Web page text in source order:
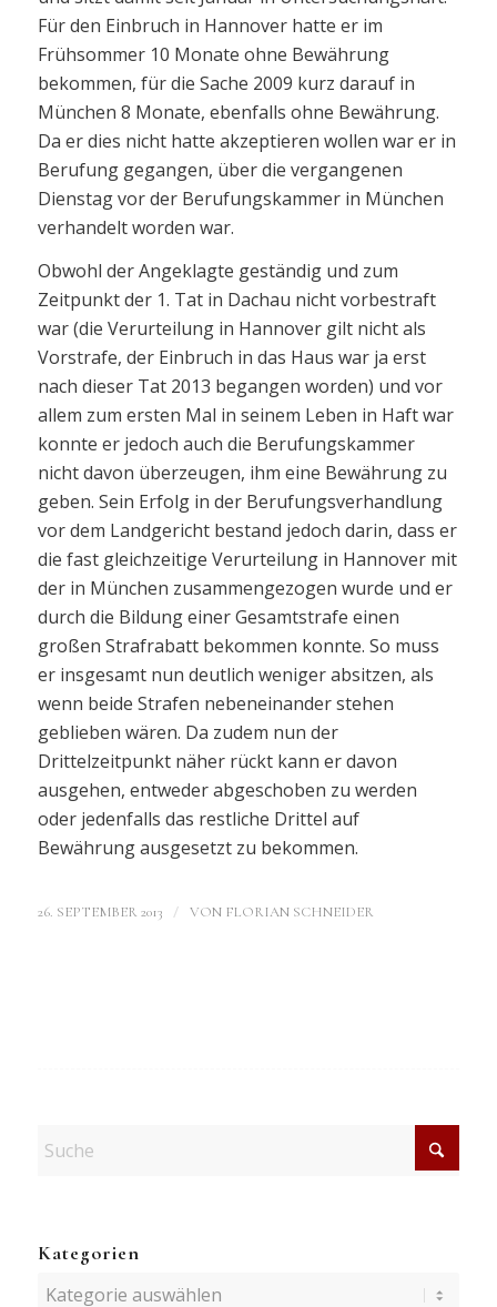
Für den Einbruch in Hannover hatte er im
Frühsommer 10 Monate ohne Bewährung
bekommen, für die Sache 2009 kurz darauf in
München 8 Monate, ebenfalls ohne Bewährung.
Da er dies nicht hatte akzeptieren wollen war er in
Berufung gegangen, über die vergangenen
Dienstag vor der Berufungskammer in München
verhandelt worden war.
Obwohl der Angeklagte geständig und zum
Zeitpunkt der 1. Tat in Dachau nicht vorbestraft
war (die Verurteilung in Hannover gilt nicht als
Vorstrafe, der Einbruch in das Haus war ja erst
nach dieser Tat 2013 begangen worden) und vor
allem zum ersten Mal in seinem Leben in Haft war
konnte er jedoch auch die Berufungskammer
nicht davon überzeugen, ihm eine Bewährung zu
geben. Sein Erfolg in der Berufungsverhandlung
vor dem Landgericht bestand jedoch darin, dass er
die fast gleichzeitige Verurteilung in Hannover mit
der in München zusammengezogen wurde und er
durch die Bildung einer Gesamtstrafe einen
großen Strafrabatt bekommen konnte. So muss
er insgesamt nun deutlich weniger absitzen, als
wenn beide Strafen nebeneinander stehen
geblieben wären. Da zudem nun der
Drittelzeitpunkt näher rückt kann er davon
ausgehen, entweder abgeschoben zu werden
oder jedenfalls das restliche Drittel auf
Bewährung ausgesetzt zu bekommen.
26. SEPTEMBER 2013 / VON FLORIAN SCHNEIDER
Kategorien
Kategorien